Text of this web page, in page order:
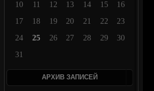
10
11 12 13 14 15
16
17
18 19 20 21 22
23
24
25 26 27 28 29
30
31
АРХИВ ЗАПИСЕЙ